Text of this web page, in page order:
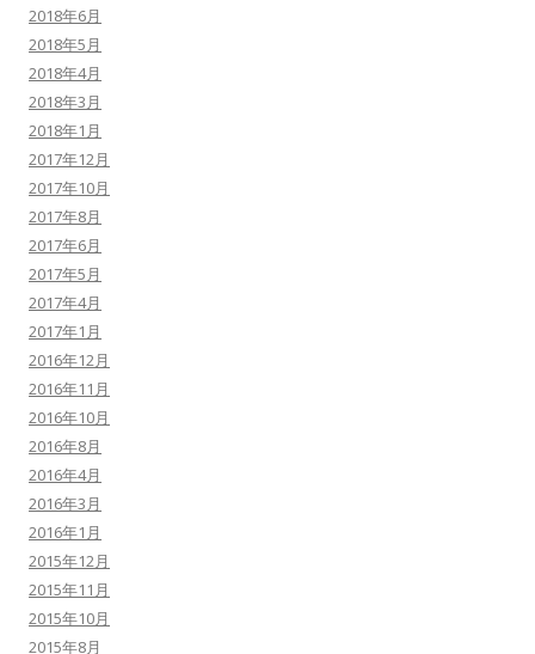
2018年6月
2018年5月
2018年4月
2018年3月
2018年1月
2017年12月
2017年10月
2017年8月
2017年6月
2017年5月
2017年4月
2017年1月
2016年12月
2016年11月
2016年10月
2016年8月
2016年4月
2016年3月
2016年1月
2015年12月
2015年11月
2015年10月
2015年8月